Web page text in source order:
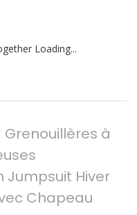
Loading...
Grenouillères à
Jumpsuit Hiver
Chapeau